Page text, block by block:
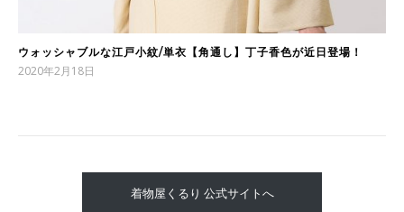
ウォッシャブルな江戸小紋/単衣【角通し】丁子香色が近日登場！
2020年2月18日
着物屋くるり 公式サイトへ